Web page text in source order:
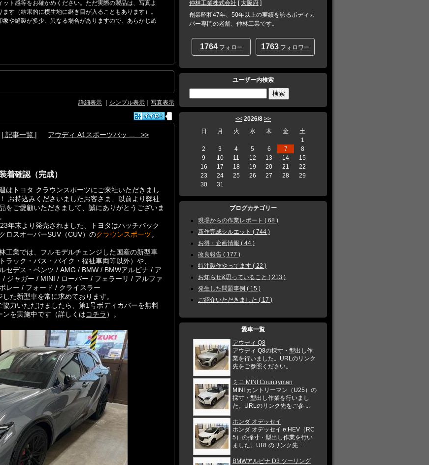
ト感等をお確かめください。ただ実際の製品は、写真よ
す（結果的に横生地に継ぎ目が入ることもあります）。
や縫製が多少、異なる場合がありますので、あらかじめ
詳細表示 シンプル表示 写真表示
| 記事一覧 | アウディ A1スポーツバッ ... >>
着確認（完成）
はトヨタ クラウンスポーツにご来社いただきまし
お持込みくださいましたお客さま、以前より弊社
をご愛顧いただきまして、誠にありがとうございま
年末より発売されました、トヨタはハッチバック
ロスオーバーSUV（CUV）のクラウンスポーツ。
工業では、フルモデルチェンジした国産の新型車
トラック・バス・バイク・福祉車両等以外）や、
セデス・ベンツ / AMG / BMW / BMWアルピナ / ア
ジャガー / MINI / ローバー / フェラーリ / アルファ
レー / フォード / クライスラー
た新型車を常に求めております。
力いただけましたら、第1号ボディカバーを無料
を実施中です（詳しくはコチラ ）。
仲林工業株式会社 [ 大阪府 ]
創業昭和47年、50年以上の実績を誇るボディカ
バー専門の老舗、仲林工業です。
1764フォロー 1763フォロワー
ユーザー内検索
<< 2026/8 >>
日
月 火 水 木 金
土
1
2
3 4 5 6 7
8
9
10 11 12 13 14
15
16
17 18 19 20 21
22
23
24 25 26 27 28
29
30
31
ブログカテゴリー
現場からの作業レポート ( 68 )
新作完成シルエット ( 744 )
お得・企画情報 ( 44 )
改良報告 ( 177 )
特注製作やってます ( 22 )
お知らせ&思っていること ( 213 )
発生した問題事例 ( 15 )
ご紹介いただきました ( 17 )
愛車一覧
アウディ Q8
アウディ Q8の採寸・型出し作
業を行いました。URLのリンク
先をご参照ください。
ミニ MINI Countryman
MINI カントリーマン（U25）の
採寸・型出し作業を行いまし
た。URLのリンク先をご参 ...
ホンダ オデッセイ
ホンダ オデッセイ e:HEV（RC
5）の採寸・型出し作業を行い
ました。URLのリンク先 ...
BMWアルピナ D3 ツーリング